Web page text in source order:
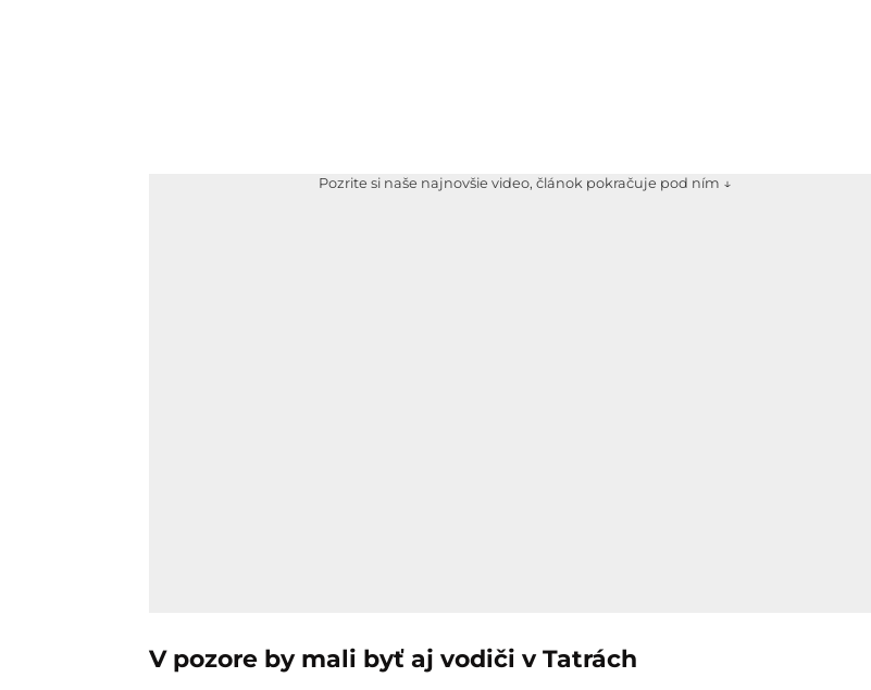
Pozrite si naše najnovšie video, článok pokračuje pod ním ↓
V pozore by mali byť aj vodiči v Tatrách